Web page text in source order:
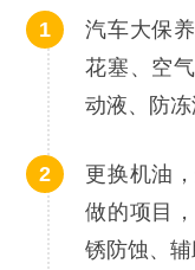
汽车大保
花塞、空
动液、防冻
更换机油
做的项目
锈防蚀、辅